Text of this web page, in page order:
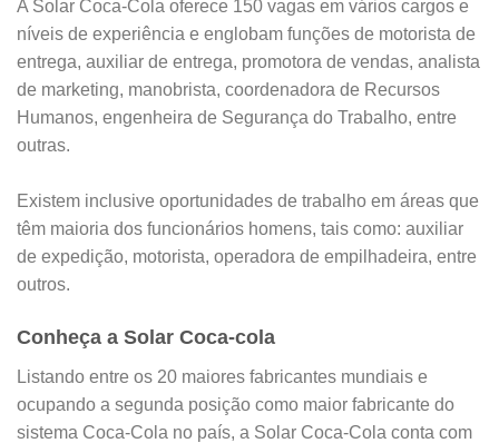
A Solar Coca-Cola oferece 150 vagas em vários cargos e
níveis de experiência e englobam funções de motorista de
entrega, auxiliar de entrega, promotora de vendas, analista
de marketing, manobrista, coordenadora de Recursos
Humanos, engenheira de Segurança do Trabalho, entre
outras.
Existem inclusive oportunidades de trabalho em áreas que
têm maioria dos funcionários homens, tais como: auxiliar
de expedição, motorista, operadora de empilhadeira, entre
outros.
Conheça a Solar Coca-cola
Listando entre os 20 maiores fabricantes mundiais e
ocupando a segunda posição como maior fabricante do
sistema Coca-Cola no país, a Solar Coca-Cola conta com